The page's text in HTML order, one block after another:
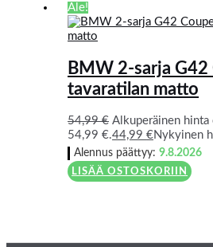
Ale!
BMW 2-sarja
tavaratilan matto
54,99€ Alkuperäinen hinta
54,99 €.44,99€Nykyinen
Alennus päättyy:9.8.2026
LISÄÄ OSTOSKORIIN